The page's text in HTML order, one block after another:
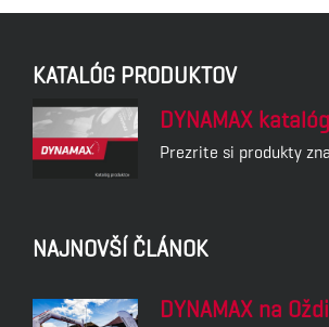
KATALÓG PRODUKTOV
DYNAMAX
Prezrite si produkty
NAJNOVŠÍ ČLÁNOK
DYNAMAX na